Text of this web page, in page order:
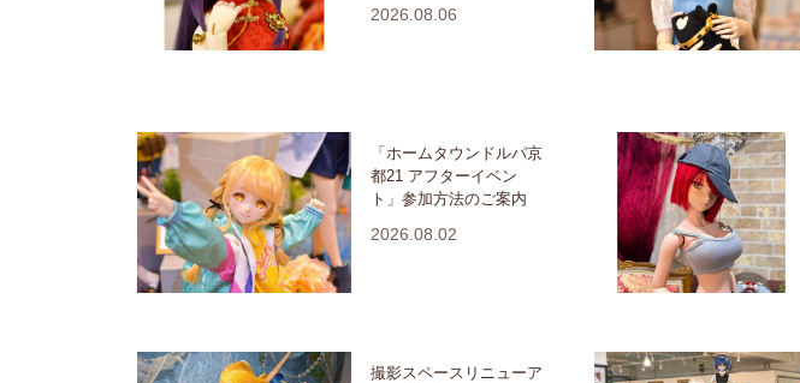
2026.08.06
「ホームタウンドルパ京
都21 アフターイベン
ト」参加方法のご案内
2026.08.02
撮影スペースリニューア